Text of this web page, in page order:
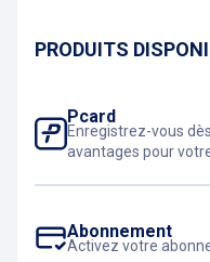
PRODUITS
Pcard
Enregistrez-vous
avantages pour
Abonnement
Activez votre